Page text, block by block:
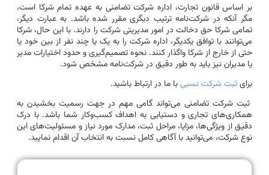
بر اساس قانون تجارت، اداره شرکت تضامنی به عهده تمام شرکا است،
مگر آنکه در شرکت‌نامه ترتیب دیگری مقرر شده باشد. به عبارت دیگر،
تمامی شرکا حق دخالت در امور مدیریتی شرکت را دارند. با این حال، شرکا
می‌توانند با توافق یکدیگر، اداره شرکت را به یک یا چند نفر از بین خود یا
حتی از خارج از شرکا واگذار کنند. نحوه تصمیم‌گیری و حدود اختیارات مدیر
یا مدیران نیز باید به طور دقیق در شرکت‌نامه مشخص شود.
برایثبت شرکت نسبیبا ما در ارتباط باشید.
ثبت شرکت تضامنی می‌تواند گامی مهم در جهت رسمیت بخشیدن به
همکاری‌های تجاری و دستیابی به اهداف کسب‌وکار شما باشد. با درک
دقیق از ویژگی‌ها، مزایا، مراحل ثبت، مدارک مورد نیاز و مسئولیت‌های این
نوع شرکت، می‌توانید با آگاهی کامل نسبت به انتخاب آن اقدام نمایید.